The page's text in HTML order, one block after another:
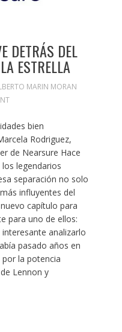
DETRÁS DEL
ESTRELLA
MARIN MORAN
bien
Rodriguez,
de Nearsure Hace
legendarios
separación no solo
influyentes del
capítulo para
para uno de ellos:
analizarlo
pasado años en
por la potencia
Lennon y